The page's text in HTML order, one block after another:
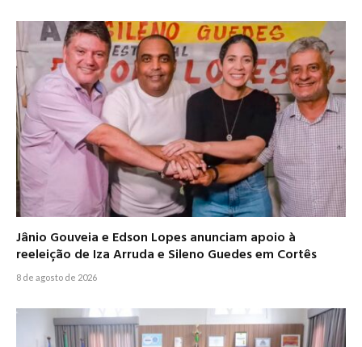
Jânio Gouveia e Edson Lopes anunciam apoio à
reeleição de Iza Arruda e Sileno Guedes em Cortês
8 de agosto de 2026